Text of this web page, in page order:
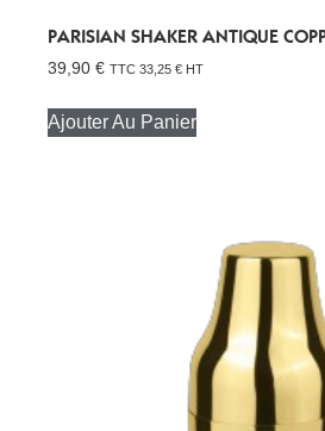
PARISIAN SHAKER ANTIQUE
39,90 € TTC 33,25 € HT
Ajouter Au Panier